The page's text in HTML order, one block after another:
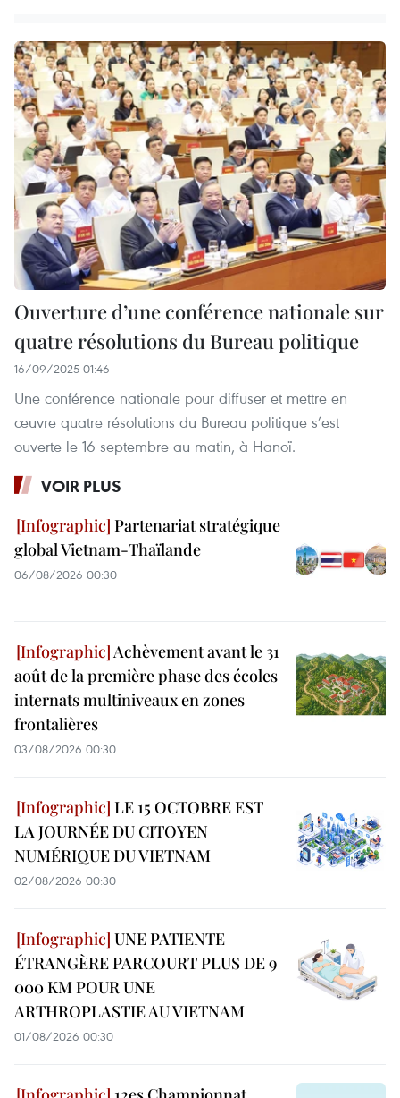
Ouverture d’une conférence nationale sur
quatre résolutions du Bureau politique
16/09/2025 01:46
Une conférence nationale pour diffuser et mettre en
œuvre quatre résolutions du Bureau politique s’est
ouverte le 16 septembre au matin, à Hanoï.
VOIR PLUS
Partenariat stratégique
global Vietnam-Thaïlande
06/08/2026 00:30
Achèvement avant le 31
août de la première phase des écoles
internats multiniveaux en zones
frontalières
03/08/2026 00:30
LE 15 OCTOBRE EST
LA JOURNÉE DU CITOYEN
NUMÉRIQUE DU VIETNAM
02/08/2026 00:30
UNE PATIENTE
ÉTRANGÈRE PARCOURT PLUS DE 9
000 KM POUR UNE
ARTHROPLASTIE AU VIETNAM
01/08/2026 00:30